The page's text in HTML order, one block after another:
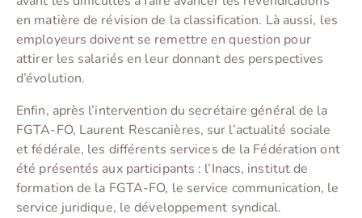
en matière de révision de la classification. Là aussi, les
employeurs doivent se remettre en question pour
attirer les salariés en leur donnant des perspectives
d’évolution.
Enfin, après l’intervention du secrétaire général de la
FGTA-FO, Laurent Rescanières, sur l’actualité sociale
et fédérale, les différents services de la Fédération ont
été présentés aux participants : l’Inacs, institut de
formation de la FGTA-FO, le service communication, le
service juridique, le développement syndical.